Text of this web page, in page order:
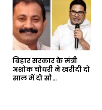
बिहार सरकार के मंत्री
अशोक चौधरी ने खरीदी दो
साल में दो सौ…